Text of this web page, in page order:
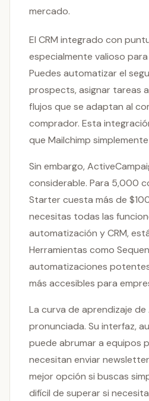
mercado.
El CRM integrado con
especialmente valioso
Puedes automatizar el
prospects, asignar tareas
flujos que se adaptan al
comprador. Esta
que Mailchimp
Sin embargo,
considerable. Para 5,000
Starter cuesta más de
necesitas todas las
automatización y CRM,
Herramientas como
automatizaciones
más accesibles para
La curva de aprendizaje
pronunciada. Su interfaz,
puede abrumar a equipos
necesitan enviar
mejor opción si buscas
difícil de superar si